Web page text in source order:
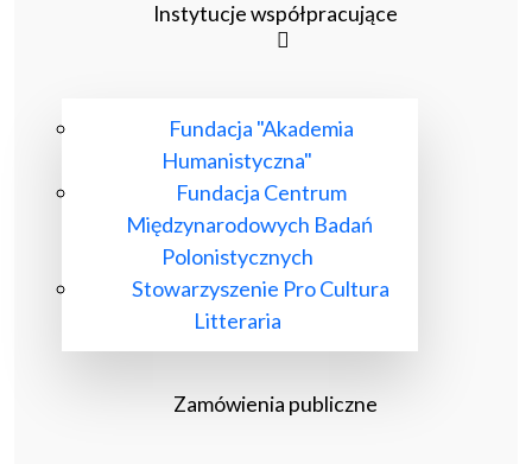
Instytucje współpracujące
Fundacja "Akademia
Humanistyczna"
Fundacja Centrum
Międzynarodowych Badań
Polonistycznych
Stowarzyszenie Pro Cultura
Litteraria
Zamówienia publiczne